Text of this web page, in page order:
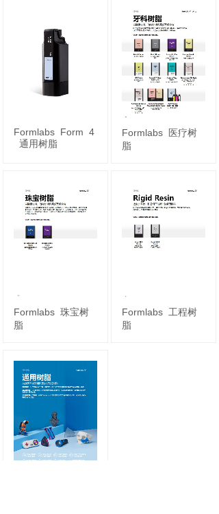
Formlabs Form 4
通用树脂
Formlabs
医疗树
脂
Formlabs 珠宝树
脂
Formlabs 工程树
脂